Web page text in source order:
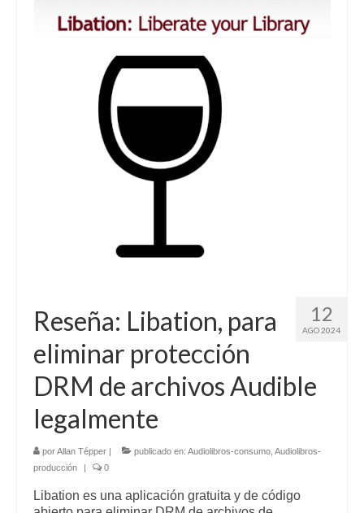
12
AGO 2024
Reseña: Libation, para
eliminar protección
DRM de archivos Audible
legalmente
porAllan Tépper publicado en: Audiolibros-consumo Audiolibros-
producción
0
Libation es una aplicación gratuita y de código